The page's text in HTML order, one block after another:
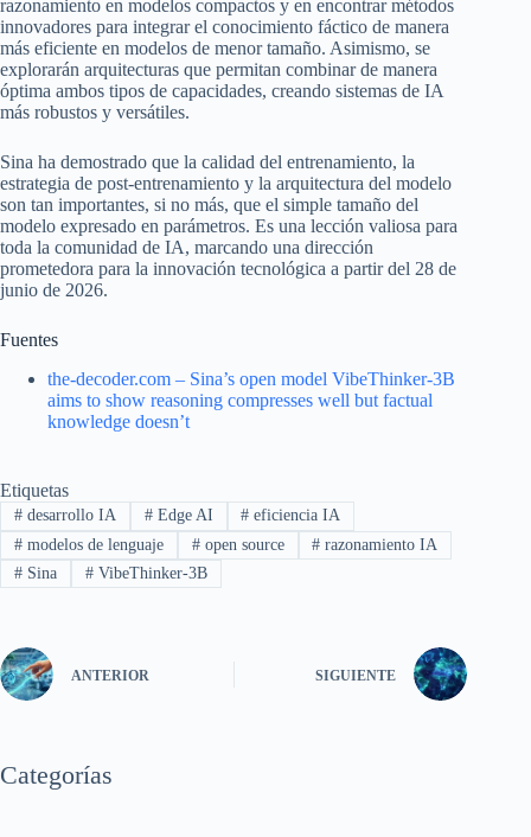
razonamiento en modelos compactos y en encontrar métodos
innovadores para integrar el conocimiento fáctico de manera
más eficiente en modelos de menor tamaño. Asimismo, se
explorarán arquitecturas que permitan combinar de manera
óptima ambos tipos de capacidades, creando sistemas de IA
más robustos y versátiles.
Sina ha demostrado que la calidad del entrenamiento, la
estrategia de post-entrenamiento y la arquitectura del modelo
son tan importantes, si no más, que el simple tamaño del
modelo expresado en parámetros. Es una lección valiosa para
toda la comunidad de IA, marcando una dirección
prometedora para la innovación tecnológica a partir del 28 de
junio de 2026.
Fuentes
the-decoder.com – Sina’s open model VibeThinker-3B
aims to show reasoning compresses well but factual
knowledge doesn’t
Etiquetas
#desarrollo IA #Edge AI # eficiencia IA
#modelos de lenguaje #open source # razonamiento IA
#Sina #VibeThinker-3B
ANTERIOR SIGUIENTE
Categorías